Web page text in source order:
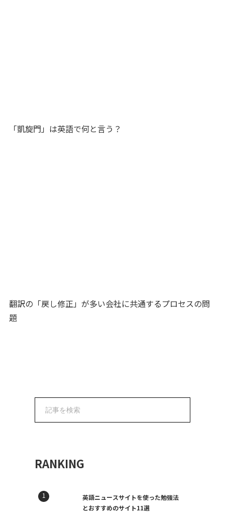
「凱旋門」は英語で何と言う？
翻訳の「戻し修正」が多い会社に共通するプロセスの問
題
RANKING
英語ニュースサイトを使った勉強法
とおすすめのサイト11選